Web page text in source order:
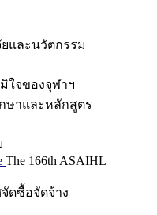
ยและนวัตกรรม
ใจของจุฬาฯ
ษาและหลักสูตร
The 166th ASAIHL
ดซื้อจัดจ้าง